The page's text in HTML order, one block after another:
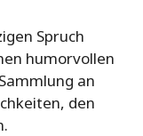
Spruch
humorvollen
an
den